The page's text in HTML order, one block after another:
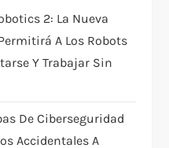
2: La Nueva
A Los Robots
Y Trabajar Sin
De Ciberseguridad
Accidentales A